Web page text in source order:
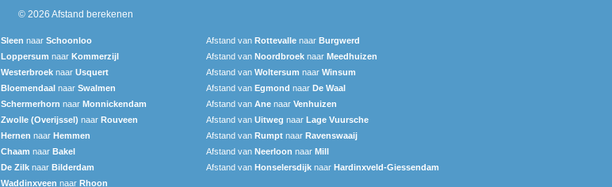
© 2026 Afstand berekenen
Sleen naar Schoonloo Afstand van Rottevalle naar Burgwerd
Loppersum naar Kommerzijl Afstand van Noordbroek naar Meedhuizen
Westerbroek naar Usquert Afstand van Woltersum naar Winsum
Bloemendaal naar Swalmen Afstand van Egmond naar De Waal
Schermerhorn naar Monnickendam Afstand van Ane naar Venhuizen
Zwolle (Overijssel) naar Rouveen Afstand van Uitweg naar Lage Vuursche
Hernen naar Hemmen Afstand van Rumpt naar Ravenswaaij
Chaam naar Bakel Afstand van Neerloon naar Mill
De Zilk naar Bilderdam Afstand van Honselersdijk naar Hardinxveld-Giessendam
Waddinxveen naar Rhoon